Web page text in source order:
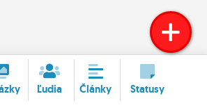
Ľudia Články Statusy